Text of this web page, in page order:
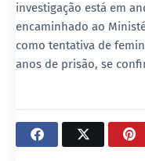
investigação está em
encaminhado ao
como tentativa de
anos de prisão, se